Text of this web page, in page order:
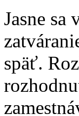
Jasne sa
späť.